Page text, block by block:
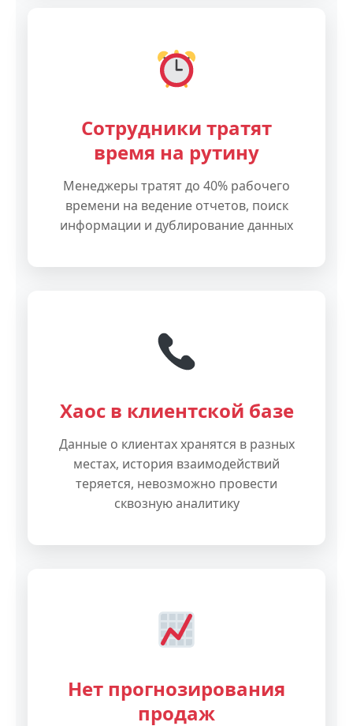
Сотрудники тратят
время на рутину
Менеджеры тратят до 40% рабочего
времени на ведение отчетов, поиск
информации и дублирование данных
Хаос в клиентской базе
Данные о клиентах хранятся в разных
местах, история взаимодействий
теряется, невозможно провести
сквозную аналитику
Нет прогнозирования
продаж